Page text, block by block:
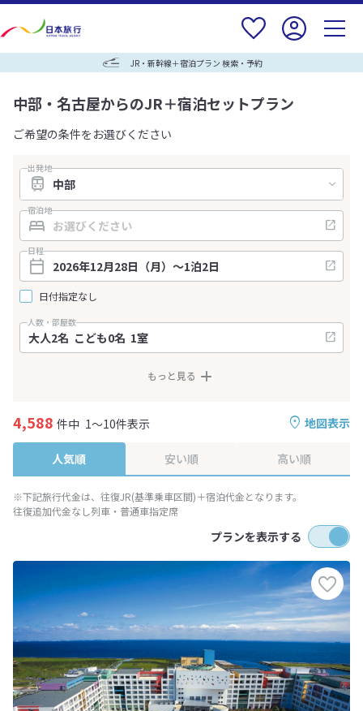
JR・新幹線＋宿泊プラン 検索・予約
中部・名古屋からのJR＋宿泊セットプラン
ご希望の条件をお選びください
出発地
宿泊地
日程
日付指定なし
人数・部屋数
もっと見る
地図表示
4,588 件中 1～10件表示
人気順 安い順 高い順
※下記旅行代金は、往復JR(基準乗車区間)＋宿泊代金となります。
往復追加代金なし列車・普通車指定席
プランを表示する